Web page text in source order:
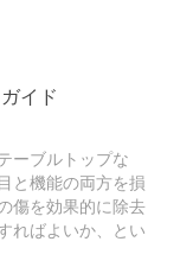
イド
ーブルトップな
と機能の両方を損
傷を効果的に除去
ればよいか、とい